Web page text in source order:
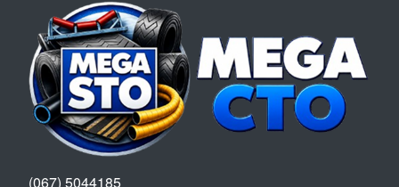
(067) 5044185